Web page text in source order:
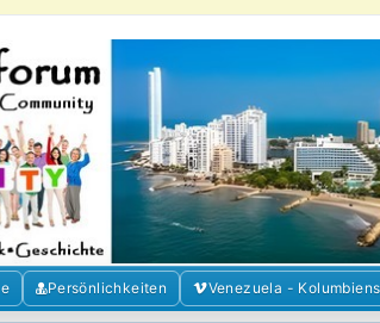
Kolumbiens
Erfahrungen und Gemeinschaft im Kolumbienforum
Persönlichkeiten Venezuela -